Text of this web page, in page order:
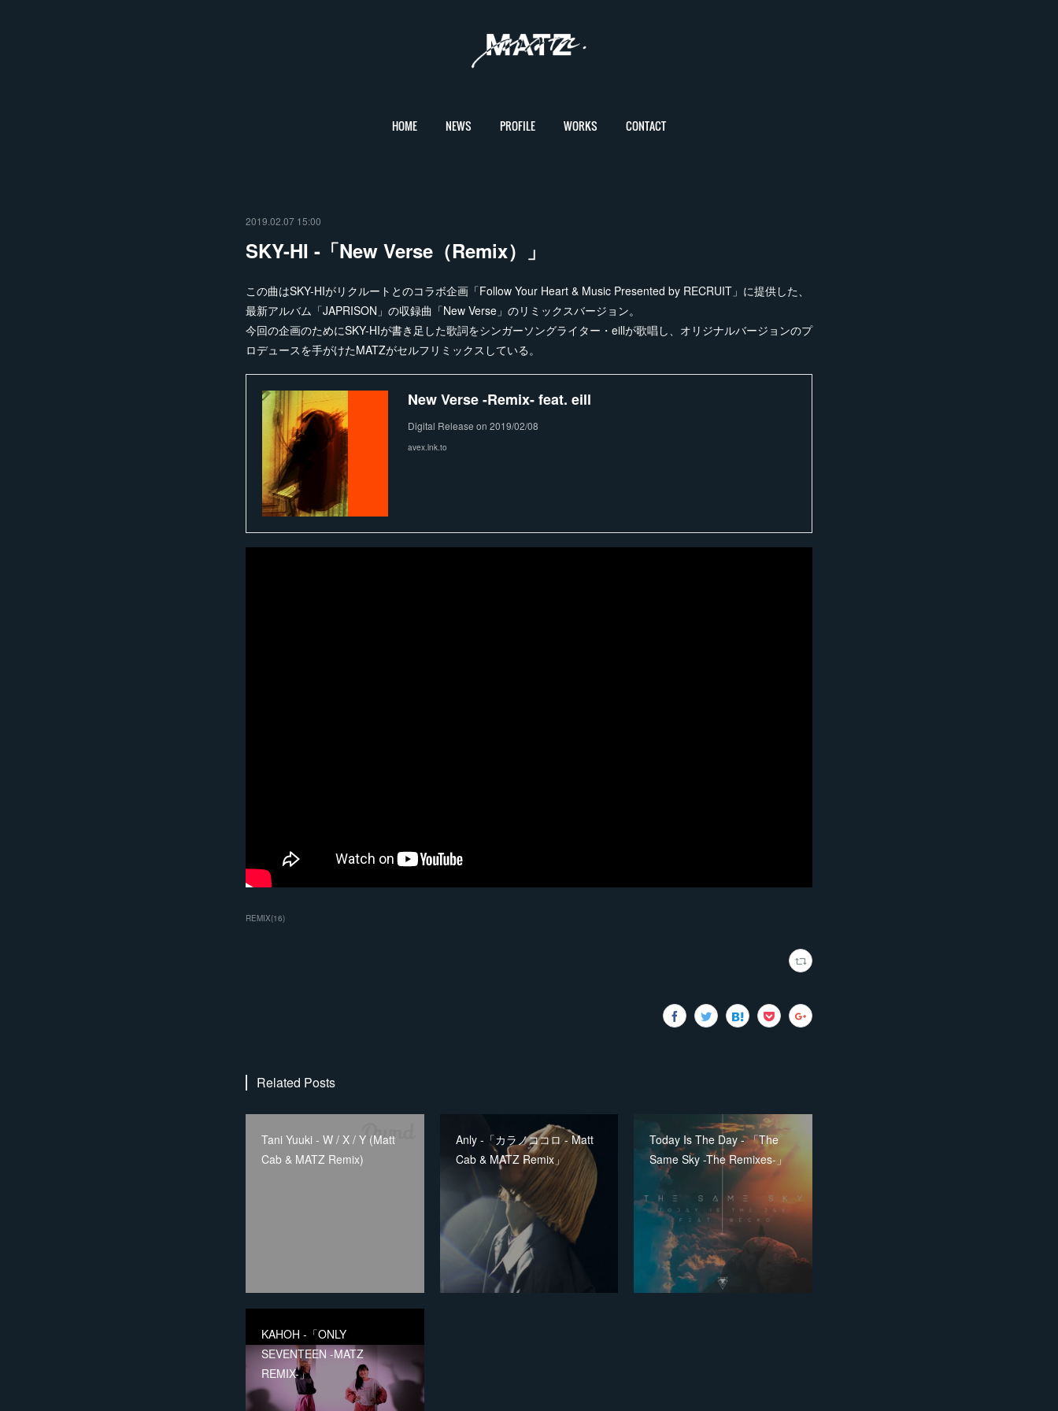
HOME NEWS PROFILE WORKS CONTACT
2019.02.07 15:00
SKY-HI -「New Verse（Remix）」
この曲はSKY-HIがリクルートとのコラボ企画「Follow Your Heart & Music Presented by RECRUIT」に提供した、
最新アルバム「JAPRISON」の収録曲「New Verse」のリミックスバージョン。
今回の企画のためにSKY-HIが書き足した歌詞をシンガーソングライター・eillが歌唱し、オリジナルバージョンのプ
ロデュースを手がけたMATZがセルフリミックスしている。
New Verse -Remix- feat. eill
Digital Release on 2019/02/08
avex.lnk.to
REMIX(16)
Related Posts
Tani Yuuki - W / X / Y (Matt
Cab & MATZ Remix)
Anly -「カラノココロ - Matt
Cab & MATZ Remix」
Today Is The Day - 「The
Same Sky -The Remixes-」
KAHOH -「ONLY
SEVENTEEN -MATZ
REMIX-」